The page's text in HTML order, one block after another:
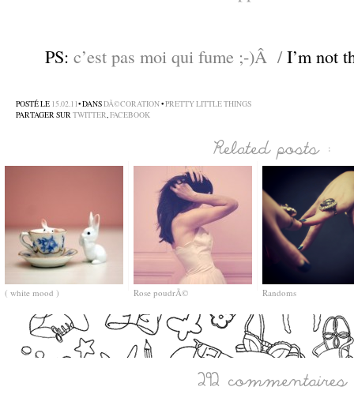
PS: c’est pas moi qui fume ;-)Â / I’m not
POSTÉ LE 15.02.11• DANSDÃ©CORATION•PRETTY LITTLE THINGS
PARTAGER SURTWITTER,FACEBOOK
( white mood ) Rose poudrÃ© Randoms